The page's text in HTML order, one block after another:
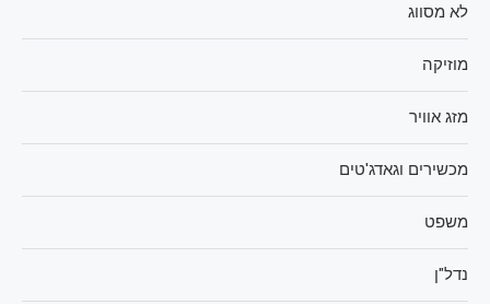
לא מסווג
מוזיקה
מזג אוויר
מכשירים וגאדג'טים
משפט
נדל"ן